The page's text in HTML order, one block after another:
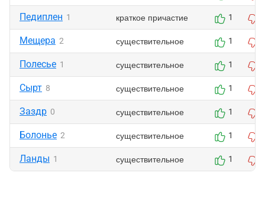
Педиплен 1 краткое причастие 1
Мещера 2 существительное 1
Полесье 1 существительное 1
Сырт 8 существительное 1
Заздр 0 существительное 1
Болонье 2 существительное 1
Ланды 1 существительное 1